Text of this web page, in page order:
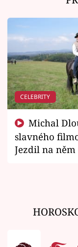
CELEBRITY
slavného
Jezdil na